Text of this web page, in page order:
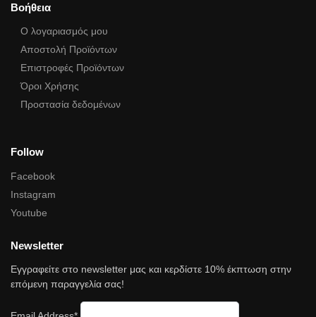
Βοήθεια
Ο λογαριασμός μου
Αποστολή Προϊόντων
Επιστροφές Προϊόντων
Όροι Χρήσης
Προστασία δεδομένων
Follow
Facebook
Instagram
Youtube
Newsletter
Εγγραφείτε στο newsletter μας και κερδίστε 10% έκπτωση στην
επόμενη παραγγελία σας!